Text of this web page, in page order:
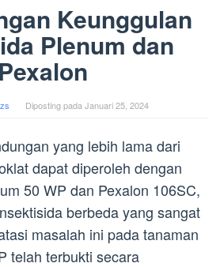
Keunggulan
Plenum dan
Pexalon
Diposting pada Januari 25, 2024
yang lebih lama dari
dapat diperoleh dengan
50 WP dan Pexalon 106SC,
berbeda yang sangat
masalah ini pada tanaman
telah terbukti secara